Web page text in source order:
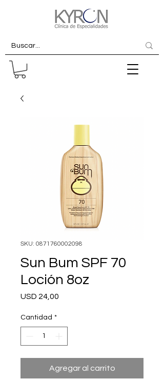
SKU: 0871760002098
Sun Bum SPF 70
Loción 8oz
USD 24,00
Cantidad *
Agregar al carrito